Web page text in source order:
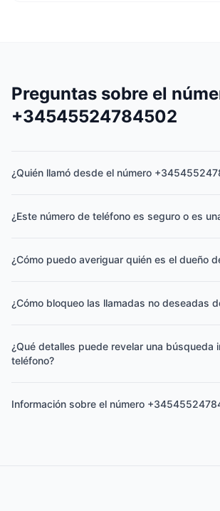
Preguntas sobre el
+34545524784502
¿Quién llamó desde el número
¿Este número de teléfono es seguro o es
¿Cómo puedo averiguar quién es el dueño
¿Cómo bloqueo las llamadas no deseadas
¿Qué detalles puede revelar una búsqueda
teléfono?
Información sobre el número